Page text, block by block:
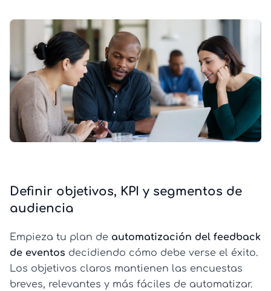
Definir objetivos, KPI y segmentos de
audiencia
Empieza tu plan de automatización del feedback
de eventos decidiendo cómo debe verse el éxito.
Los objetivos claros mantienen las encuestas
breves, relevantes y más fáciles de automatizar.